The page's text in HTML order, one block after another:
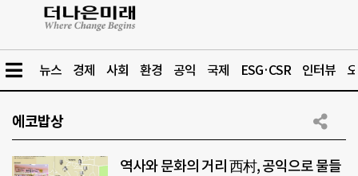
뉴스 경제 사회 환경 공익 국제 ESG·CSR 인터뷰
에코밥상
역사와 문화의 거리 西村, 공익으로 물들